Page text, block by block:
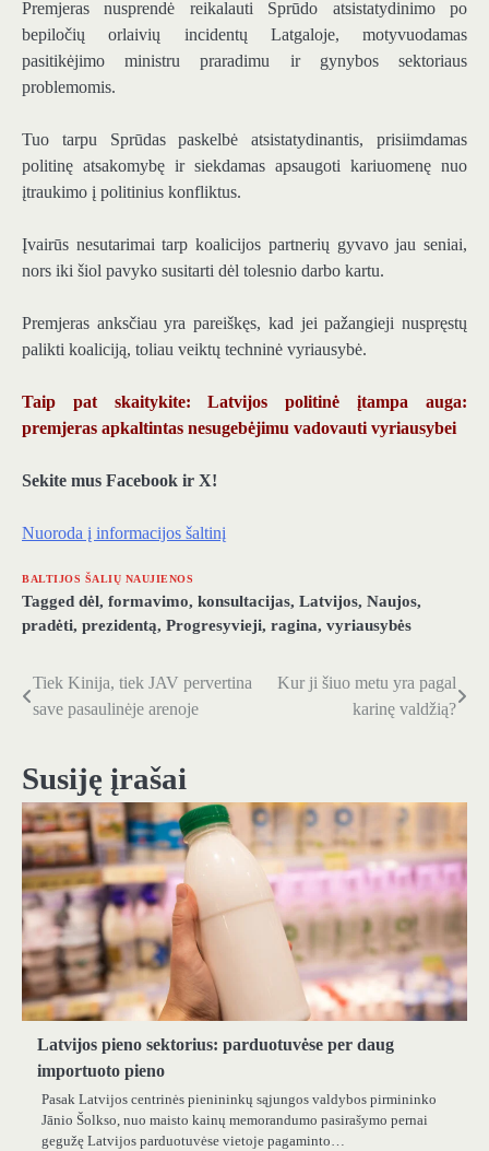
Premjeras nusprendė reikalauti Sprūdo atsistatydinimo po
bepiločių orlaivių incidentų Latgaloje, motyvuodamas
pasitikėjimo ministru praradimu ir gynybos sektoriaus
problemomis.
Tuo tarpu Sprūdas paskelbė atsistatydinantis, prisiimdamas
politinę atsakomybę ir siekdamas apsaugoti kariuomenę nuo
įtraukimo į politinius konfliktus.
Įvairūs nesutarimai tarp koalicijos partnerių gyvavo jau seniai,
nors iki šiol pavyko susitarti dėl tolesnio darbo kartu.
Premjeras anksčiau yra pareiškęs, kad jei pažangieji nuspręstų
palikti koaliciją, toliau veiktų techninė vyriausybė.
Taip pat skaitykite: Latvijos politinė įtampa auga:
premjeras apkaltintas nesugebėjimu vadovauti vyriausybei
Sekite mus Facebook ir X!
Nuoroda į informacijos šaltinį
BALTIJOS ŠALIŲ NAUJIENOS
Tagged dėl, formavimo, konsultacijas, Latvijos, Naujos,
pradėti, prezidentą, Progresyvieji, ragina, vyriausybės
Navigacija
įrašų
Tiek Kinija, tiek JAV pervertina
save pasaulinėje arenoje
Kur ji šiuo metu yra pagal
karinę valdžią?
Susiję įrašai
Latvijos pieno sektorius: parduotuvėse per daug
importuoto pieno
Pasak Latvijos centrinės pienininkų sąjungos valdybos pirmininko
Jānio Šolkso, nuo maisto kainų memorandumo pasirašymo pernai
gegužę Latvijos parduotuvėse vietoje pagaminto…